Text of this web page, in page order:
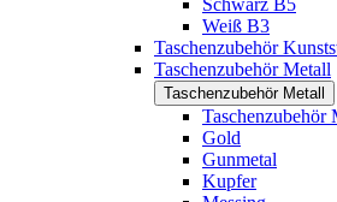
Schwarz B5
Weiß B3
Taschenzubehör
Taschenzubehör Metall
Taschenzubehör Metall
Taschenzubehör
Gold
Gunmetal
Kupfer